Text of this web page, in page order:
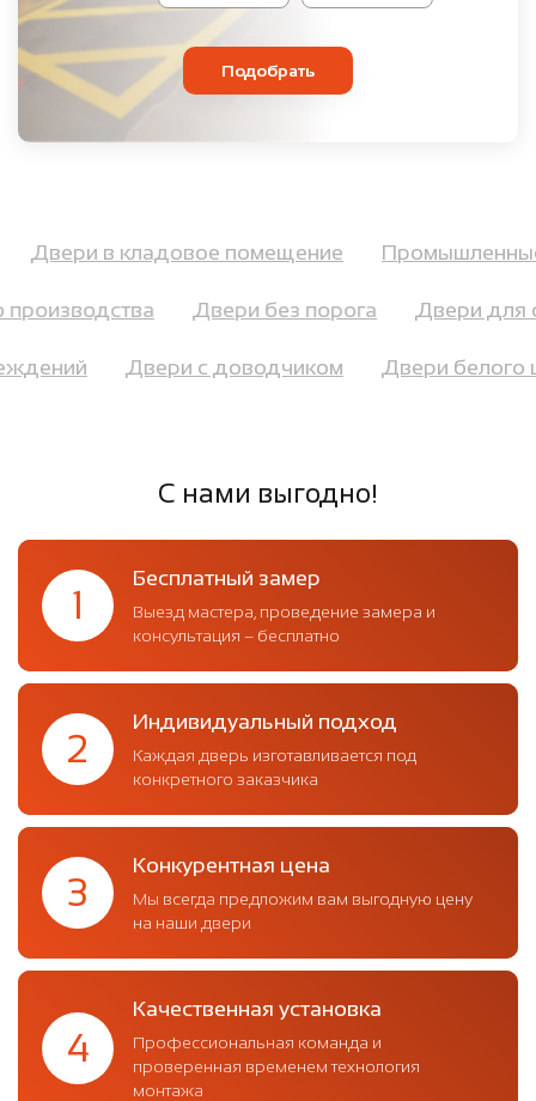
Подобрать
Двери в кладовое помещение
Двери без порога Двери для
Двери с доводчиком Двери
С нами выгодно!
1
Бесплатный замер
Выезд мастера, проведение замера и
консультация – бесплатно
2
Индивидуальный подход
Каждая дверь изготавливается под
конкретного заказчика
3
Конкурентная цена
Мы всегда предложим вам выгодную цену
на наши двери
4
Качественная установка
Профессиональная команда и
проверенная временем технология
монтажа